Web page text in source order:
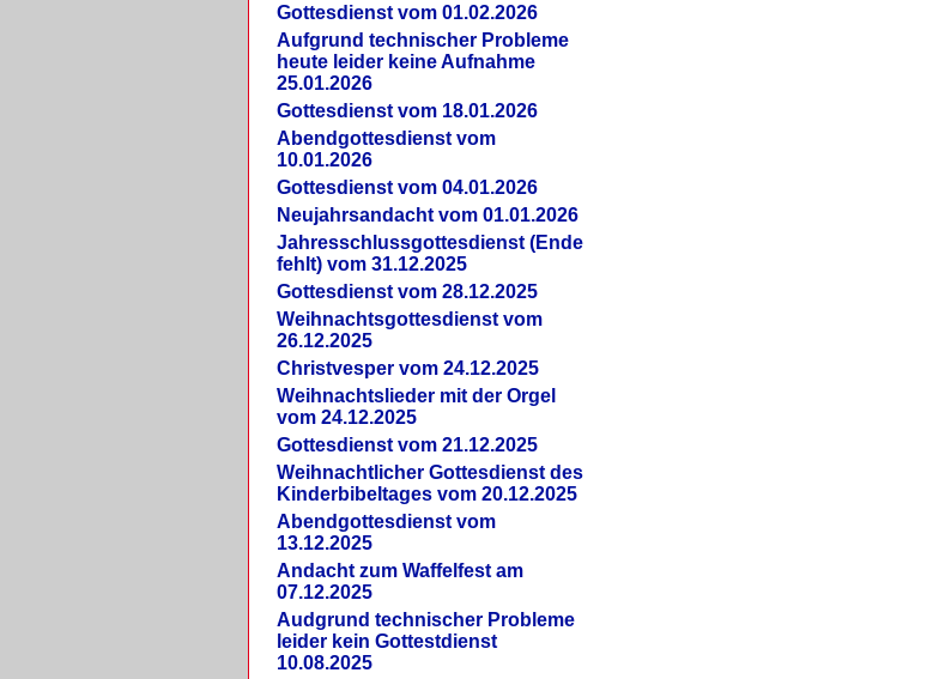
Gottesdienst vom 01.02.2026
Aufgrund technischer Probleme
heute leider keine Aufnahme
25.01.2026
Gottesdienst vom 18.01.2026
Abendgottesdienst vom
10.01.2026
Gottesdienst vom 04.01.2026
Neujahrsandacht vom 01.01.2026
Jahresschlussgottesdienst (Ende
fehlt) vom 31.12.2025
Gottesdienst vom 28.12.2025
Weihnachtsgottesdienst vom
26.12.2025
Christvesper vom 24.12.2025
Weihnachtslieder mit der Orgel
vom 24.12.2025
Gottesdienst vom 21.12.2025
Weihnachtlicher Gottesdienst des
Kinderbibeltages vom 20.12.2025
Abendgottesdienst vom
13.12.2025
Andacht zum Waffelfest am
07.12.2025
Audgrund technischer Probleme
leider kein Gottestdienst
10.08.2025